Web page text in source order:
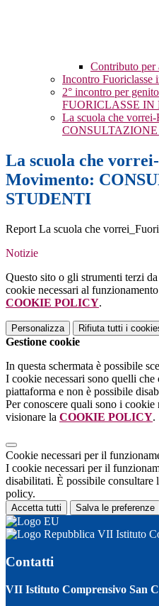
Contributo per
Incontro Fuoriclasse
2° incontro per
FUORICLASSE IN
La scuola che
La scuola che
Movimento:
STUDENTI
Report La scuola che
Notizie
Questo sito o gli strumenti terzi
cookie necessari al
COOKIE POLICY.
Personalizza Rifiuta tutti i
Gestione cookie
In questa schermata è possibile
I cookie necessari sono quelli
piattaforma e non è possibile
Per conoscere quali sono i
visionare la COOKIE POLICY.
Cookie necessari per il
I cookie necessari per il
disabilitati. È possibile consultare
policy.
Accetta tutti Salva le preferenze
VII Istituto
Contatti
VII Istituto Comprensivo San